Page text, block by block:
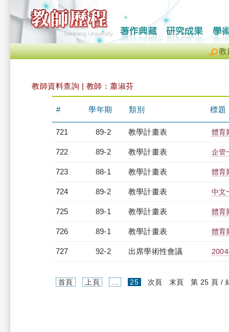
教
教師資料查詢 | 教師：蕭淑芬
# 學年期 類別 標題
721 89-2 教學計畫表 體育
722 89-2 教學計畫表 企管
723 88-1 教學計畫表 體育
724 89-2 教學計畫表 中文
725 89-1 教學計畫表 體育
726 89-1 教學計畫表 體育
727 92-2 出席學術性會議
首頁 上頁 25(current)
次頁 末頁 第 25 頁 /